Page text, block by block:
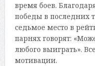
время боев.
победы в последних
седьмое место в
парнях говорят:
любого выиграть».
мотивации.